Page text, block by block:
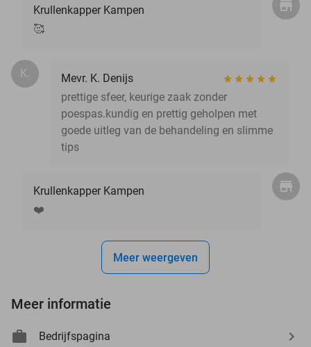
Krullenkapper Kampen
🥰
K.
Mevr. K. Denijs
prettige sfeer, keurige zaak zonder
poespas.kundig en prettig geholpen met
goede uitleg van de behandeling en slimme
tips
Krullenkapper Kampen
❤️
Meer weergeven
Meer informatie
Bedrijfspagina